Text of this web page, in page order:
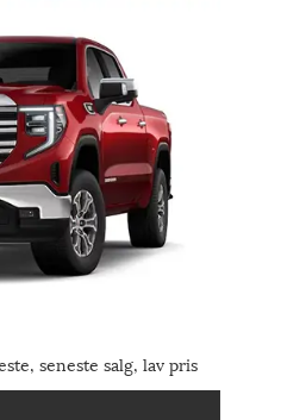
seneste salg, lav pris